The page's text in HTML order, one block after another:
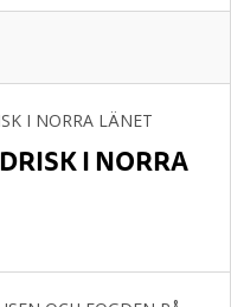
I NORRA